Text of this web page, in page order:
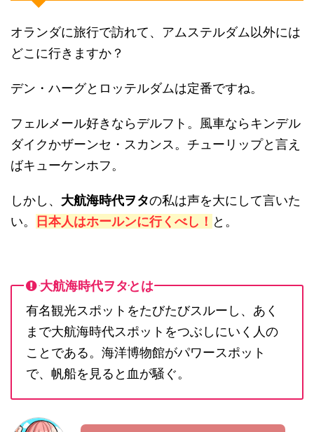
オランダに旅行で訪れて、アムステルダム以外には
どこに行きますか？
デン・ハーグとロッテルダムは定番ですね。
フェルメール好きならデルフト。風車ならキンデル
ダイクかザーンセ・スカンス。チューリップと言え
ばキューケンホフ。
しかし、 大航海時代ヲタの私は声を大にして言いた
い。
日本人はホールンに行くべし！ と。
大航海時代ヲタとは
有名観光スポットをたびたびスルーし、あく
まで大航海時代スポットをつぶしにいく人の
ことである。海洋博物館がパワースポット
で、帆船を見ると血が騒ぐ。